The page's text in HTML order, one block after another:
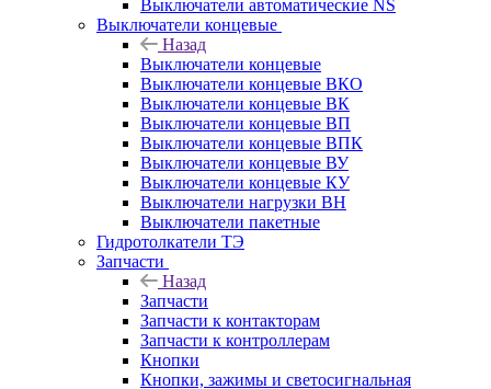
Выключатели автоматические NS
Выключатели концевые
Назад
Выключатели концевые
Выключатели концевые ВКО
Выключатели концевые ВК
Выключатели концевые ВП
Выключатели концевые ВПК
Выключатели концевые ВУ
Выключатели концевые КУ
Выключатели нагрузки ВН
Выключатели пакетные
Гидротолкатели ТЭ
Запчасти
Назад
Запчасти
Запчасти к контакторам
Запчасти к контроллерам
Кнопки
Кнопки, зажимы и светосигнальная